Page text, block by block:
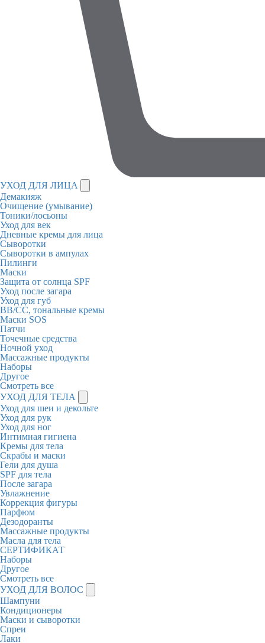
УХОД ДЛЯ ЛИЦА
Демакияж
Очищение (умывание)
Тоники/лосьоны
Уход для век
Дневные кремы для лица
Сыворотки
Сыворотки в ампулах
Пилинги
Маски
Защита от солнца SPF
Уход после загара
Уход для губ
BB/CC, тональные кремы
Маски SOS
Патчи
Точечные средства
Ночной уход
Массажные продукты
Наборы
Другое
Смотреть все
УХОД ДЛЯ ТЕЛА
Уход для шеи и декольте
Уход для рук
Уход для ног
Интимная гигиена
Кремы для тела
Скрабы и маски
Гели для душа
SPF для тела
После загара
Увлажнение
Коррекция фигуры
Парфюм
Дезодоранты
Массажные продукты
Масла для тела
СЕРТИФИКАТ
Наборы
Другое
Смотреть все
УХОД ДЛЯ ВОЛОС
Шампуни
Кондиционеры
Маски и сыворотки
Спреи
Лаки